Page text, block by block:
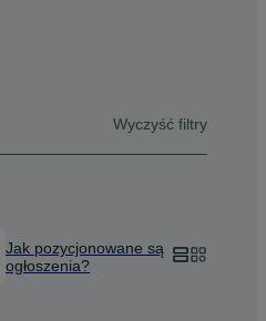
Wyczyść filtry
Jak pozycjonowane są
ogłoszenia?